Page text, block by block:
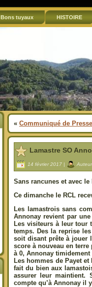
Bons tuyaux HISTOIRE
« Communiqué de
Lamastre SO
14 février 2017 |
Sans rancunes et avec le
Ce dimanche le RCL
Les lamastrois sans
Annonay revient par
Les visiteurs à leur tour
temps. Des la reprise
soit disant prête à jouer
score à nouveau en
à 0, Annonay
Les hommes de Payet
fait du bien aux
assurer leur maintient.
compte qu’à Annonay il